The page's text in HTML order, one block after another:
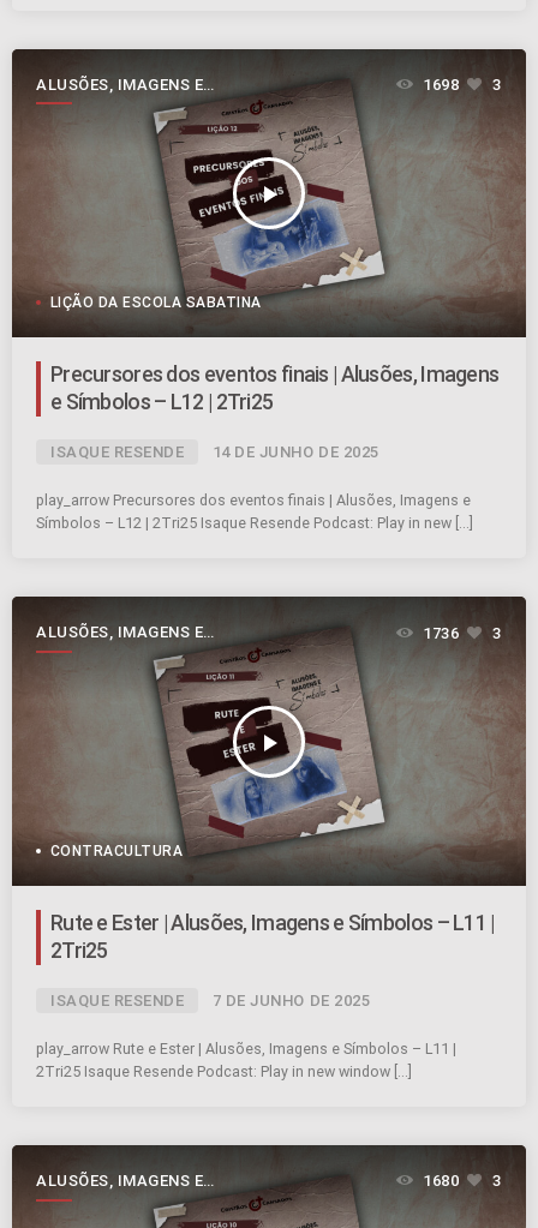
ALUSÕES, IMAGENS E
SÍMBOLOS
play_arrow
1698 3
LIÇÃO DA ESCOLA SABATINA
Precursores dos eventos finais | Alusões, Imagens
e Símbolos – L12 | 2Tri25
ISAQUE RESENDE 14 DE JUNHO DE 2025
play_arrow Precursores dos eventos finais | Alusões, Imagens e
Símbolos – L12 | 2Tri25 Isaque Resende Podcast: Play in new […]
ALUSÕES, IMAGENS E
SÍMBOLOS
play_arrow
1736 3
CONTRACULTURA
Rute e Ester | Alusões, Imagens e Símbolos – L11 |
2Tri25
ISAQUE RESENDE 7 DE JUNHO DE 2025
play_arrow Rute e Ester | Alusões, Imagens e Símbolos – L11 |
2Tri25 Isaque Resende Podcast: Play in new window […]
ALUSÕES, IMAGENS E
SÍMBOLOS
1680 3